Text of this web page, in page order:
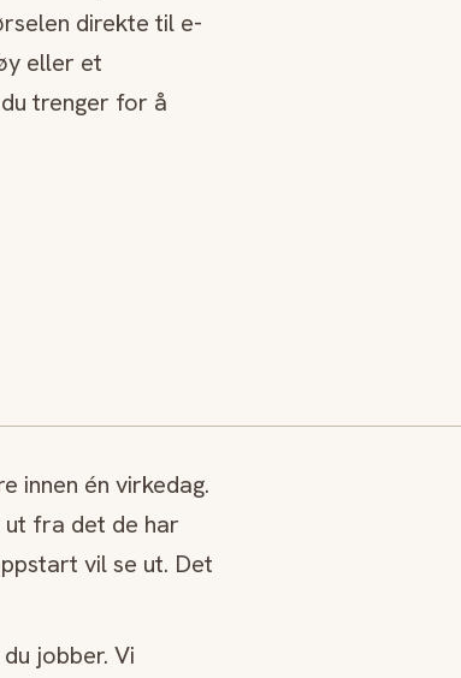
direkte til e-
eller et
trenger for å
innen én virkedag.
ut fra det de har
vil se ut. Det
jobber. Vi